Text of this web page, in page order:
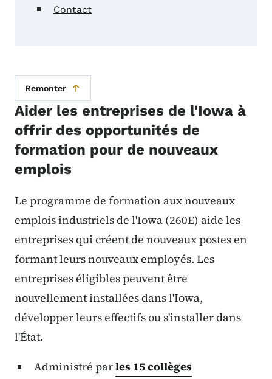
Contact
Remonter
Aider les entreprises de l'Iowa à
offrir des opportunités de
formation pour de nouveaux
emplois
Le programme de formation aux nouveaux
emplois industriels de l'Iowa (260E) aide les
entreprises qui créent de nouveaux postes en
formant leurs nouveaux employés. Les
entreprises éligibles peuvent être
nouvellement installées dans l'Iowa,
développer leurs effectifs ou s'installer dans
l'État.
Administré parles 15 collèges